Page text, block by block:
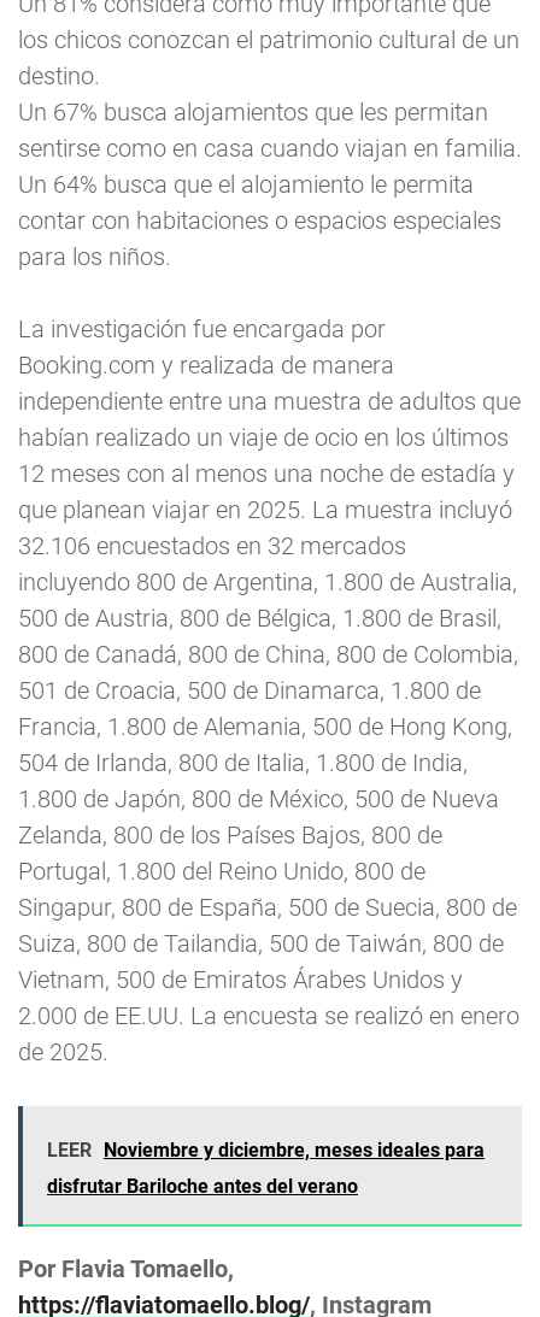
los chicos conozcan el patrimonio cultural de un
destino.
Un 67% busca alojamientos que les permitan
sentirse como en casa cuando viajan en familia.
Un 64% busca que el alojamiento le permita
contar con habitaciones o espacios especiales
para los niños.
La investigación fue encargada por
Booking.com y realizada de manera
independiente entre una muestra de adultos que
habían realizado un viaje de ocio en los últimos
12 meses con al menos una noche de estadía y
que planean viajar en 2025. La muestra incluyó
32.106 encuestados en 32 mercados
incluyendo 800 de Argentina, 1.800 de Australia,
500 de Austria, 800 de Bélgica, 1.800 de Brasil,
800 de Canadá, 800 de China, 800 de Colombia,
501 de Croacia, 500 de Dinamarca, 1.800 de
Francia, 1.800 de Alemania, 500 de Hong Kong,
504 de Irlanda, 800 de Italia, 1.800 de India,
1.800 de Japón, 800 de México, 500 de Nueva
Zelanda, 800 de los Países Bajos, 800 de
Portugal, 1.800 del Reino Unido, 800 de
Singapur, 800 de España, 500 de Suecia, 800 de
Suiza, 800 de Tailandia, 500 de Taiwán, 800 de
Vietnam, 500 de Emiratos Árabes Unidos y
2.000 de EE.UU. La encuesta se realizó en enero
de 2025.
LEER Noviembre y diciembre, meses ideales para
disfrutar Bariloche antes del verano
Por Flavia Tomaello,
https://flaviatomaello.blog/, Instagram